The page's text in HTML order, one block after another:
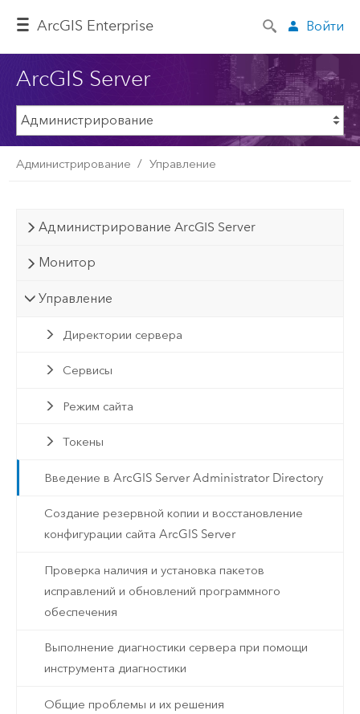
ArcGIS Enterprise Войти
ArcGIS Server
Администрирование Управление
Администрирование ArcGIS Server
Монитор
Управление
Директории сервера
Сервисы
Режим сайта
Токены
Введение в ArcGIS Server Administrator Directory
Создание резервной копии и восстановление
конфигурации сайта ArcGIS Server
Проверка наличия и установка пакетов
исправлений и обновлений программного
обеспечения
Выполнение диагностики сервера при помощи
инструмента диагностики
Общие проблемы и их решения